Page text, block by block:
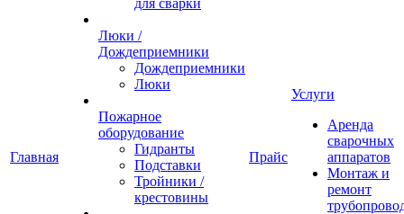
Главная
для сварки
Люки /
Дождеприемники
Дождеприемники
Люки
Пожарное
оборудование
Гидранты
Подставки
Тройники /
крестовины
Прайс
Услуги
Аренда
сварочных
аппаратов
Монтаж и
ремонт